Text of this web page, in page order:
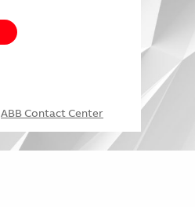
ABB Contact Center